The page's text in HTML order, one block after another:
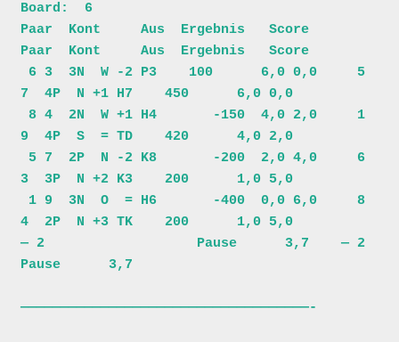
Board:  6
Paar  Kont     Aus  Ergebnis   Score
Paar  Kont     Aus  Ergebnis   Score
7  4P  N +1 H7    450      6,0 0,0
9  4P  S  = TD    420      4,0 2,0
3  3P  N +2 K3    200      1,0 5,0
4  2P  N +3 TK    200      1,0 5,0
— 2                   Pause      3,7    — 2
Pause      3,7
————————————————————————————————————-